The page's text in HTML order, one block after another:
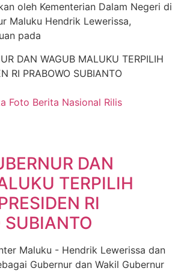
oleh Kementerian Dalam Negeri di
Maluku Hendrik Lewerissa,
pada
Foto Berita Nasional Rilis
DAN
TERPILIH
RI
SUBIANTO
Maluku - Hendrik Lewerissa dan
Gubernur dan Wakil Gubernur